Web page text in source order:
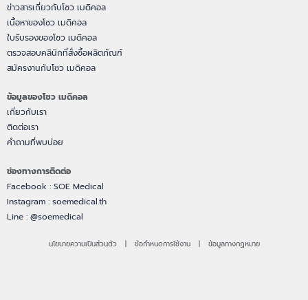
ข่าวสารเกี่ยวกับโซว เมดิคอล
เนื้อหาของโซว เมดิคอล
ใบรับรองของโซว เมดิคอล
ตรวจสอบคลินิกที่สั่งซื้อผลิตภัณฑ์
สมัครงานกับโซว เมดิคอล
ข้อมูลของโซว เมดิคอล
เกี่ยวกับเรา
ติดต่อเรา
คำถามที่พบบ่อย
ช่องทางการติดต่อ
Facebook : SOE Medical
Instagram : soemedical.th
Line : @soemedical
นโยบายความเป็นส่วนตัว | ข้อกำหนดการใช้งาน | ข้อมูลทางกฏหมาย